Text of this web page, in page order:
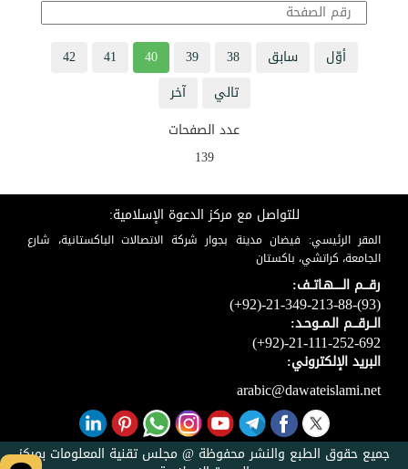
أوّل سابق 38
39
40
41
42
تالي
آخر
عدد الصفحات
139
للتواصل مع مركز الدعوة الإسلامية:
المقر الرئيسي: فيضان مدينة بجوار شركة الاتصالات الباكستانية، شارع
الجامعة، كراتشي، باكستان
رقـــم الـــــهـاتــف:
(+92)-21-349-213-88-(93)
الــرقـــم الـمــوحـد:
(+92)-21-111-252-692
البريد الإلكتروني:
arabic@dawateislami.net
جميع حقوق الطبع والنشر محفوظة @ مجلس تقنية المعلومات بمركز